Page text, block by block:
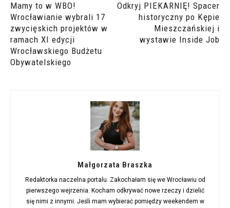
Mamy to w WBO!
Wrocławianie wybrali 17
zwycięskich projektów w
ramach XI edycji
Wrocławskiego Budżetu
Obywatelskiego
Odkryj PIEKARNIĘ! Spacer
historyczny po Kępie
Mieszczańskiej i
wystawie Inside Job
Małgorzata Braszka
Redaktorka naczelna portalu. Zakochałam się we Wrocławiu od
pierwszego wejrzenia. Kocham odkrywać nowe rzeczy i dzielić
się nimi z innymi. Jeśli mam wybierać pomiędzy weekendem w